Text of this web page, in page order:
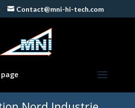
Contact@mni-hi-tech.com